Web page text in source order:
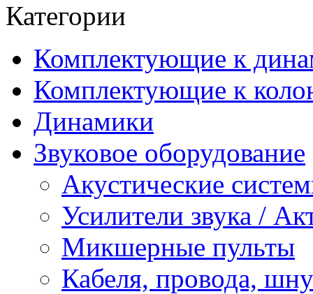
Категории
Комплектующие к
Комплектующие к
Динамики
Звуковое оборудование
Акустические
Усилители звука /
Микшерные пульты
Кабеля, провода,